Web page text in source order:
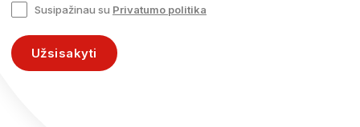
Susipažinau su Privatumo politika
Užsisakyti